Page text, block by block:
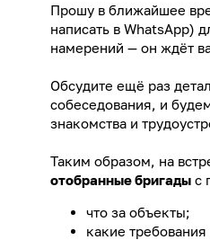
Прошу в ближайшее
написать в WhatsApp)
намерений — он ждёт
Обсудите ещё раз
собеседования, и
знакомства и
Таким образом, на
отобранные бригады с
что за объекты;
какие